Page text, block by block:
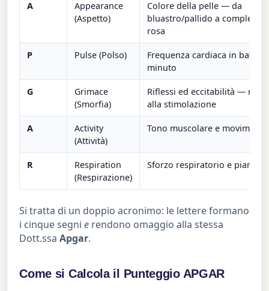
A
Appearance
(Aspetto)
Colore della pelle — da
bluastro/pallido a
rosa
P Pulse (Polso)
Frequenza cardiaca in battiti
minuto
G
Grimace
(Smorfia)
Riflessi ed eccitabilità —
alla stimolazione
A
Activity
(Attività)
Tono muscolare e movimento
R
Respiration
(Respirazione)
Sforzo respiratorio e pianto
Si tratta di un doppio acronimo: le lettere formano
i cinque segnie rendono omaggio alla stessa
Dott.ssaApgar.
Come si Calcola il Punteggio APGAR